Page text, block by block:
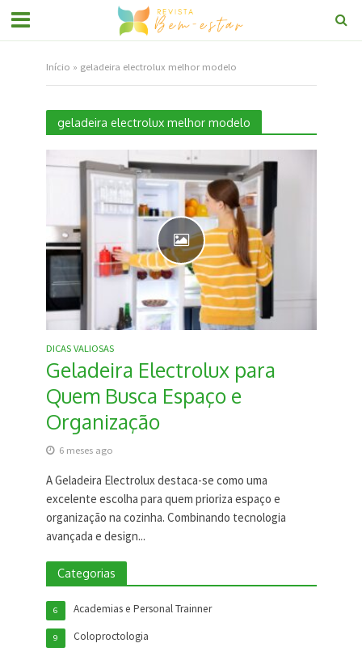
Início » geladeira electrolux melhor modelo
geladeira electrolux melhor modelo
DICAS VALIOSAS
Geladeira Electrolux para
Quem Busca Espaço e
Organização
6 meses ago
A Geladeira Electrolux destaca-se como uma
excelente escolha para quem prioriza espaço e
organização na cozinha. Combinando tecnologia
avançada e design...
Categorias
Academias e Personal Trainner
6
Coloproctologia
9